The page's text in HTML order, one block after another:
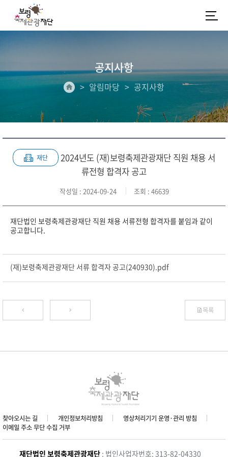
공지사항
알림마당 공지사항
재단
2024년도 (재)보령축제관광재단 직원 채용 서
류전형 합격자 공고
작성일 : 2024-09-24 조회 : 46639
재단법인 보령축제관광재단 직원 채용 서류전형 합격자를 붙임과 같이
공고합니다.
(재)보령축제관광재단 서류 합격자 공고(240930).pdf
목록
찾아오시는 길 개인정보처리방침
영상처리기기 운영·관리 방침
이메일 주소 무단 수집 거부
재단법인 보령축제관광재단 : 법인사업자번호: 313-82-04330